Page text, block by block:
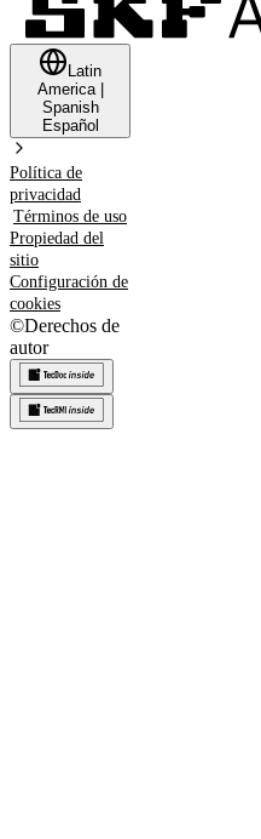
Latin
America|
Spanish
Español
Política de
privacidad
Términos de uso
Propiedad del
sitio
Configuración de
cookies
©Derechos de
autor